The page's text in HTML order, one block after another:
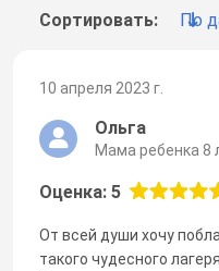
Сортировать: По
10 апреля 2023 г.
Ольга
Мама ребенка 8
Оценка: 5
От всей души хочу
такого чудесного